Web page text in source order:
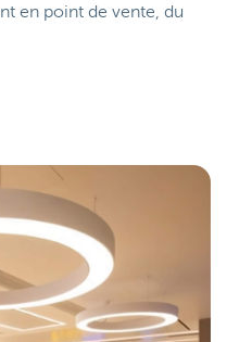
en point de vente, du